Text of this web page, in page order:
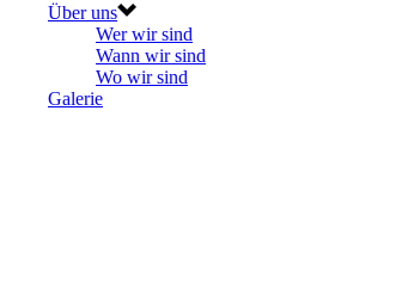
Über uns
Wer wir sind
Wann wir sind
Wo wir sind
Galerie